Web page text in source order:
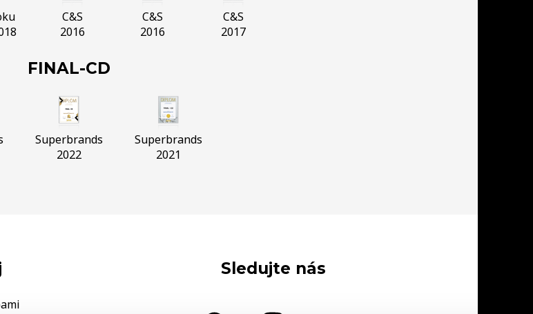
C&S
2016
C&S
2016
C&S
2017
FINAL-CD
Superbrands
2022
Superbrands
2021
Sledujte nás